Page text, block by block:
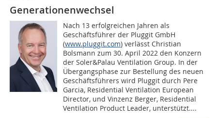
Generationenwechsel
Nach 13 erfolgreichen Jahren als
Geschäftsführer der Pluggit GmbH
(www.pluggit.com) verlässt Christian
Bolsmann zum 30. April 2022 den Konzern
der Soler&Palau Ventilation Group. In der
Übergangsphase zur Bestellung des neuen
Geschäftsführers wird Pluggit durch Pere
Garcia, Residential Ventilation European
Director, und Vinzenz Berger, Residential
Ventilation Product Leader, unterstützt....